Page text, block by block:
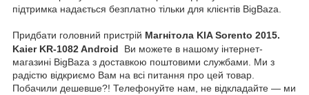
підтримка надається безплатно тільки для клієнтів BigBaza.
Придбати головний пристрій Магнітола KIA Sorento 2015.
Kaier KR-1082Android Ви можете в нашому інтернет-
магазині BigBaza з доставкою поштовими службами. Ми з
радістю відкриємо Вам на всі питання про цей товар.
Побачили дешевше?! Телефонуйте нам, не відкладайте — ми